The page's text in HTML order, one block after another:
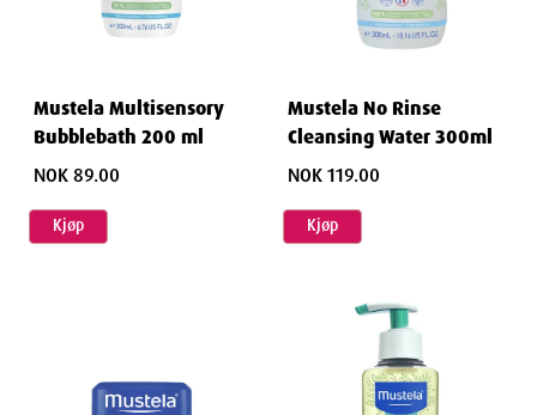
Mustela Multisensory
Bubblebath 200 ml
NOK 89.00
Kjøp
Mustela No Rinse
Cleansing Water 300ml
NOK 119.00
Kjøp